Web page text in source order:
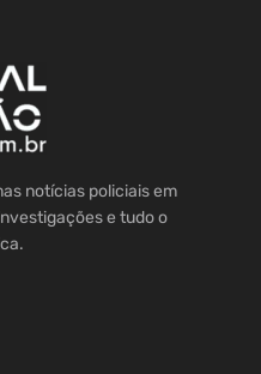
notícias policiais em
e tudo o